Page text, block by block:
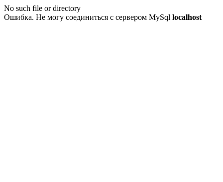
No such file or directory
Ошибка. Не могу соединиться с сервером MySql localhost